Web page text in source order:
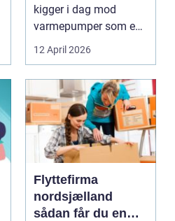
kigger i dag mod
varmepumper som en
vej til lavere
varmeregnin...
12 April 2026
Flyttefirma
nordsjælland
sådan får du en